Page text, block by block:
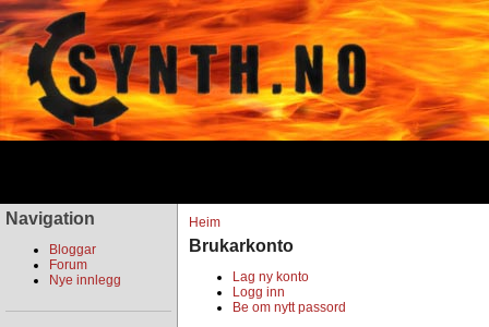
Navigation
Bloggar
Forum
Nye innlegg
Heim
Brukarkonto
Lag ny konto
Logg inn
Be om nytt passord